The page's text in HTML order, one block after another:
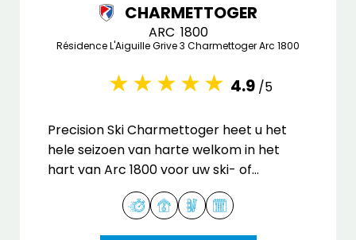
CHARMETTOGER
ARC 1800
Résidence L'Aiguille Grive 3 Charmettoger Arc 1800
4.9 /5
Precision Ski Charmettoger heet u het
hele seizoen van harte welkom in het
hart van Arc 1800 voor uw ski- of
snowboardverhuur.